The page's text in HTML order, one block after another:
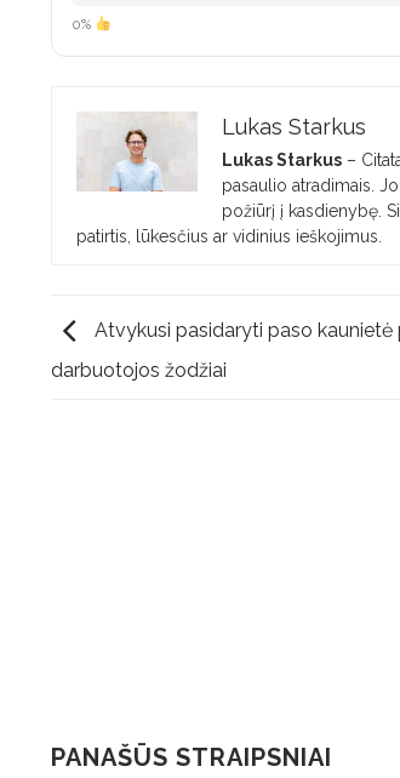
0%
Lukas Starkus
Lukas Starkus –
pasaulio atradimais.
požiūrį į kasdienybę.
patirtis, lūkesčius ar vidinius ieškojimus.
Atvykusi pasidaryti paso
darbuotojos žodžiai
PANAŠŪS STRAIPSNIAI